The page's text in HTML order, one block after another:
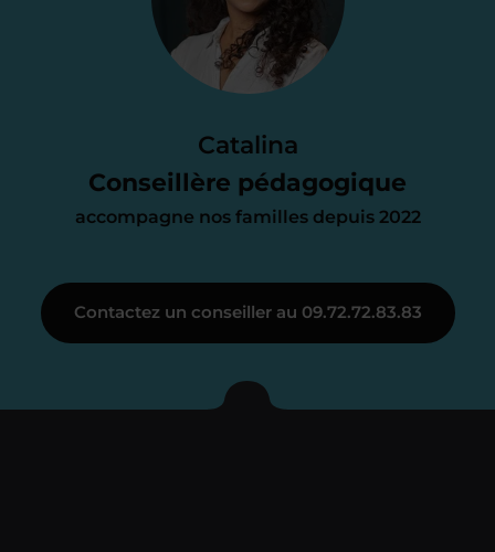
Catalina
Conseillère pédagogique
accompagne nos familles depuis 2022
d’accompagnement
parfait. À partir de maintenant nous
nous occupons de tout.
Je vous présente votre
enseignant sous 72
Contactez un conseiller au 09.72.72.83.83